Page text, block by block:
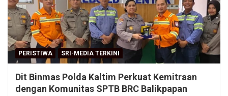
PERISTIWA SRI-MEDIA TERKINI
Dit Binmas Polda Kaltim Perkuat Kemitraan
dengan Komunitas SPTB BRC Balikpapan